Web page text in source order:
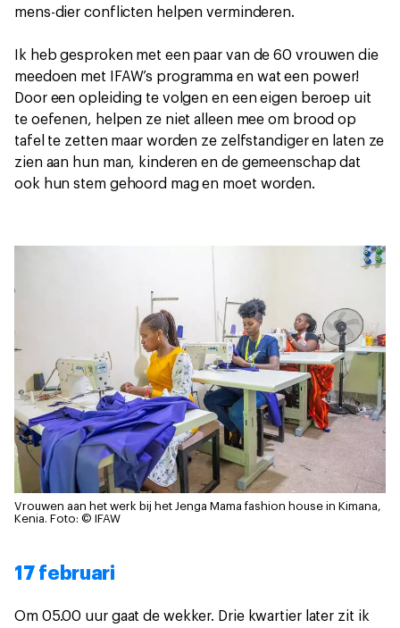
mens-dier conflicten helpen verminderen.
Ik heb gesproken met een paar van de 60 vrouwen die
meedoen met IFAW’s programma en wat een power!
Door een opleiding te volgen en een eigen beroep uit
te oefenen, helpen ze niet alleen mee om brood op
tafel te zetten maar worden ze zelfstandiger en laten ze
zien aan hun man, kinderen en de gemeenschap dat
ook hun stem gehoord mag en moet worden.
Vrouwen aan het werk bij het Jenga Mama fashion house in Kimana,
Kenia. Foto: © IFAW
17 februari
Om 05.00 uur gaat de wekker. Drie kwartier later zit ik